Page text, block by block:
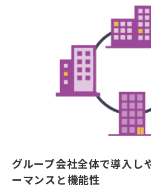
グループ会社全体で導入し
ーマンスと機能性